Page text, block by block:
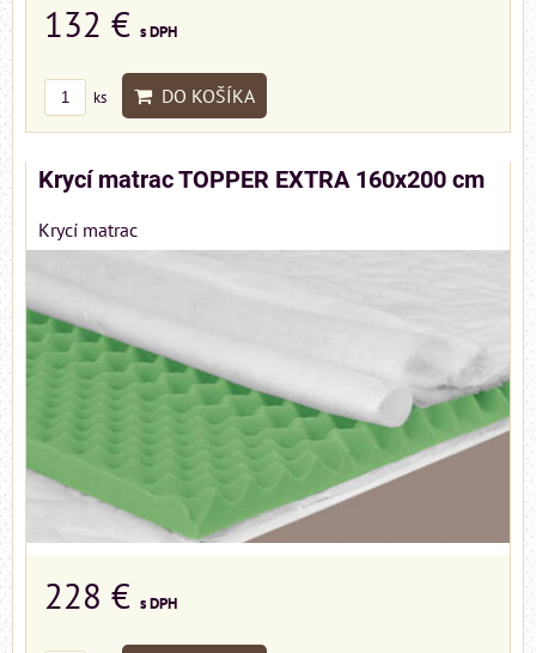
132 € s DPH
ks DO KOŠÍKA
Krycí matrac TOPPER EXTRA 160x200 cm
Krycí matrac
228 € s DPH